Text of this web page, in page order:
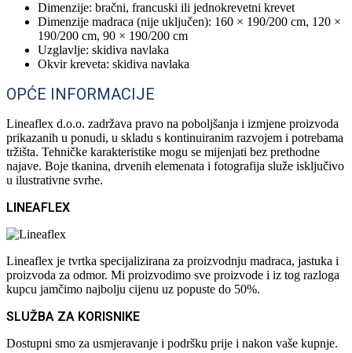
Dimenzije: bračni, francuski ili jednokrevetni krevet
Dimenzije madraca (nije uključen): 160 × 190/200 cm, 120 ×
190/200 cm, 90 × 190/200 cm
Uzglavlje: skidiva navlaka
Okvir kreveta: skidiva navlaka
OPĆE INFORMACIJE
Lineaflex d.o.o. zadržava pravo na poboljšanja i izmjene proizvoda
prikazanih u ponudi, u skladu s kontinuiranim razvojem i potrebama
tržišta. Tehničke karakteristike mogu se mijenjati bez prethodne
najave. Boje tkanina, drvenih elemenata i fotografija služe isključivo
u ilustrativne svrhe.
LINEAFLEX
Lineaflex je tvrtka specijalizirana za proizvodnju madraca, jastuka i
proizvoda za odmor. Mi proizvodimo sve proizvode i iz tog razloga
kupcu jamčimo najbolju cijenu uz popuste do 50%.
SLUŽBA ZA KORISNIKE
Dostupni smo za usmjeravanje i podršku prije i nakon vaše kupnje.